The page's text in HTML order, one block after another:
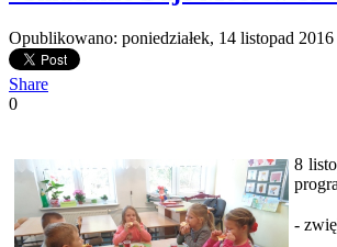
Opublikowano: poniedziałek, 14 listopad
Share
0
8
-